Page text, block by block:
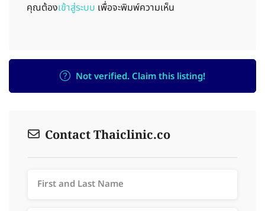
คุณต้องเข้าสู่ระบบ เพื่อจะพิมพ์ความเห็น
Not verified. Claim this listing!
Contact Thaiclinic.co